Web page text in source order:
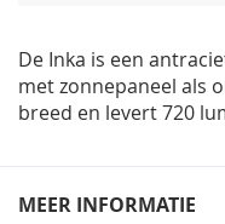
De Inka is een
met zonnepaneel als
breed en levert 720
MEER INFORMATIE